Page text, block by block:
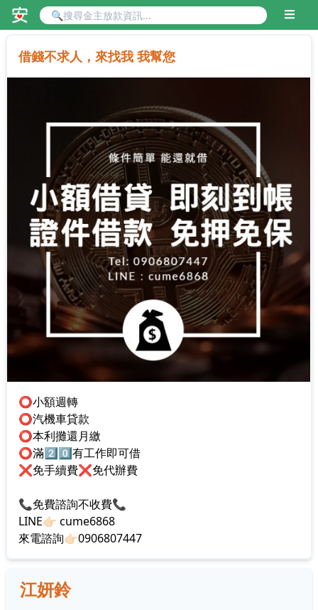
江妍鈴
借錢不求人，來找我 我幫您
⭕️小額週轉
⭕️汽機車貸款
⭕️本利攤還月繳
⭕️滿2️⃣0️⃣有工作即可借
❌免手續費❌免代辦費
📞免費諮詢不收費📞
LINE👉🏻 cume6868
來電諮詢👉🏻0906807447